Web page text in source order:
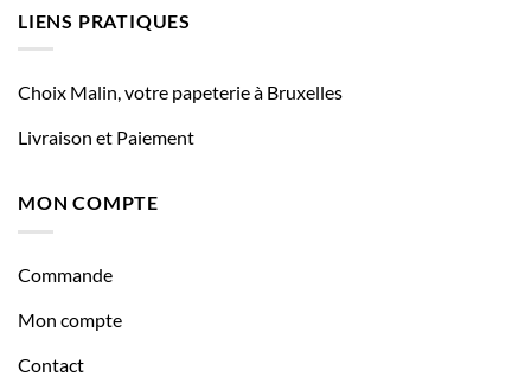
LIENS PRATIQUES
Choix Malin, votre papeterie à Bruxelles
Livraison et Paiement
MON COMPTE
Commande
Mon compte
Contact